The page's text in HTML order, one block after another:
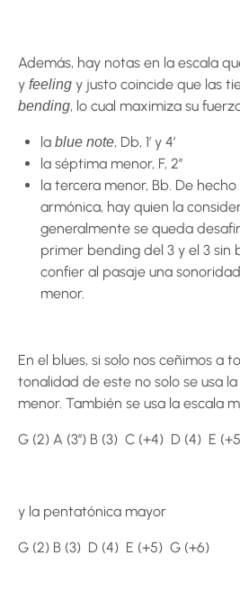
Además, hay notas en la escala
y feeling y justo coincide que las
bending, lo cual maximiza su
la blue note, Db, 1’ y 4’
la séptima menor, F, 2’’
la tercera menor, Bb. De
armónica, hay quien la
generalmente se queda
primer bending del 3 y el 3 sin
confier al pasaje una
menor.
En el blues, si solo nos ceñimos a
tonalidad de este no solo se usa
menor. También se usa la escala
G (2) A (3’’) B (3) C (+4) D (4) E
y la pentatónica mayor
G (2) B (3) D (4) E (+5) G (+6)